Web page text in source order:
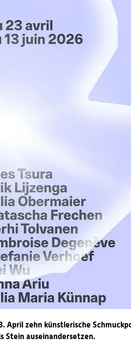
April zehn künstlerische
Stein auseinandersetzen.